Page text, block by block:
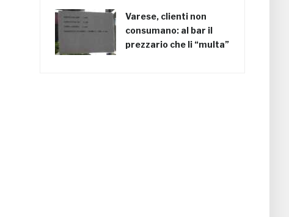
Varese, clienti non
consumano: al bar il
prezzario che li “multa”